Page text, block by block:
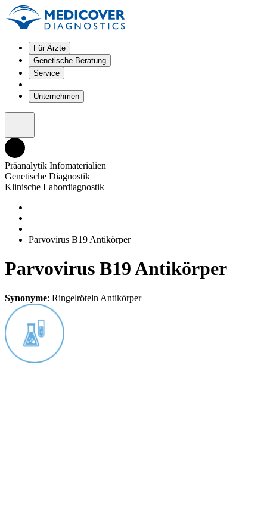
Für Ärzte
Genetische Beratung
Service
Unternehmen
Präanalytik Infomaterialien
Genetische Diagnostik
Klinische Labordiagnostik
Parvovirus B19 Antikörper
Parvovirus B19 Antikörper
Synonyme: Ringelröteln Antikörper